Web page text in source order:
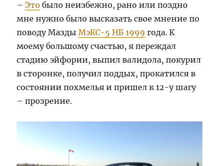
–Это было неизбежно, рано или поздно
мне нужно было высказать свое мнение по
поводу МаздыМэКС-5 НБ 1999 года. К
моему большому счастью, я переждал
стадию эйфории, выпил валидола, покурил
в сторонке, получил поддых, прокатился в
состоянии похмелья и пришел к 12-у шагу
– прозрение.